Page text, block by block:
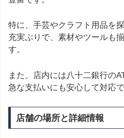
特に、手芸やクラフト用品を
充実ぶりで、素材やツールも
す。
また、店内には八十二銀行の
急な支払いにも安心して対応で
店舗の場所と詳細情報